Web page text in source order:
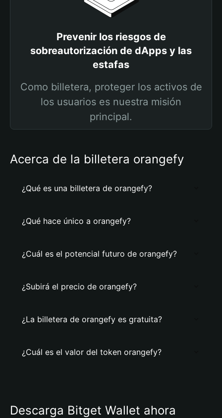
Prevenir los riesgos de
sobreautorización de dApps y las
estafas
Como billetera, proteger los activos de
los usuarios es nuestra misión
principal.
Acerca de la billetera orangefy
¿Qué es una billetera de orangefy?
¿Qué hace único a orangefy?
¿Cuál es el potencial futuro de orangefy?
¿Subirá el precio de orangefy?
¿La billetera de orangefy es gratuita?
¿Cuál es el valor del token orangefy?
Descarga Bitget Wallet ahora